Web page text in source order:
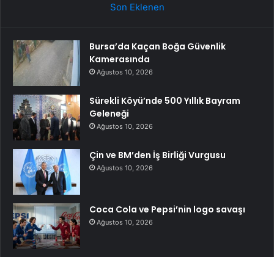
Son Eklenen
Bursa’da Kaçan Boğa Güvenlik
Kamerasında
Ağustos 10, 2026
Sürekli Köyü’nde 500 Yıllık Bayram
Geleneği
Ağustos 10, 2026
Çin ve BM’den İş Birliği Vurgusu
Ağustos 10, 2026
Coca Cola ve Pepsi’nin logo savaşı
Ağustos 10, 2026